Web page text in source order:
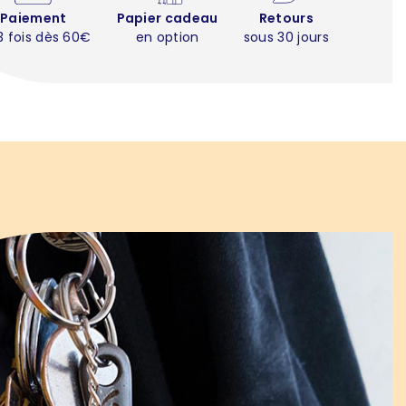
Paiement
fois dès 60€
Papier cadeau
en option
Retours
sous 30 jours